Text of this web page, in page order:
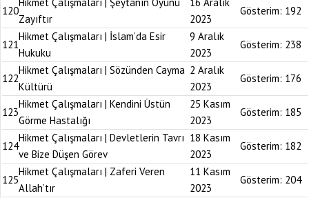
120
Zayıftır
2023
Gösterim: 192
121
Hikmet Çalışmaları | İslam’da Esir
Hukuku
9 Aralık
2023
Gösterim: 238
122
Hikmet Çalışmaları | Sözünden Cayma
Kültürü
2 Aralık
2023
Gösterim: 176
123
Hikmet Çalışmaları | Kendini Üstün
Görme Hastalığı
25 Kasım
2023
Gösterim: 185
124
Hikmet Çalışmaları | Devletlerin Tavrı
ve Bize Düşen Görev
18 Kasım
2023
Gösterim: 182
125
Hikmet Çalışmaları | Zaferi Veren
Allah’tır
11 Kasım
2023
Gösterim: 204